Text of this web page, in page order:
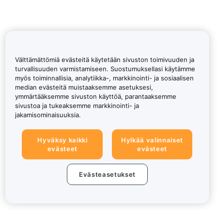
Välttämättömiä evästeitä käytetään sivuston toimivuuden ja
turvallisuuden varmistamiseen. Suostumuksellasi käytämme
myös toiminnallisia, analytiikka-, markkinointi- ja sosiaalisen
median evästeitä muistaaksemme asetuksesi,
ymmärtääksemme sivuston käyttöä, parantaaksemme
sivustoa ja tukeaksemme markkinointi- ja
jakamisominaisuuksia.
Hyväksy kaikki
evästeet
Hylkää valinnaiset
evästeet
Evästeasetukset